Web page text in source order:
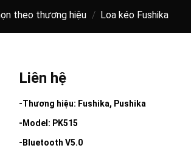
theo thương hiệu / Loa kéo Fushika
Liên hệ
-Thương hiệu: Fushika, Pushika
-Model: PK515
-Bluetooth V5.0